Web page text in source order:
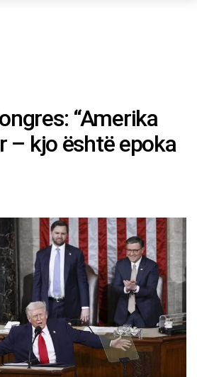
“Amerika
– kjo është epoka